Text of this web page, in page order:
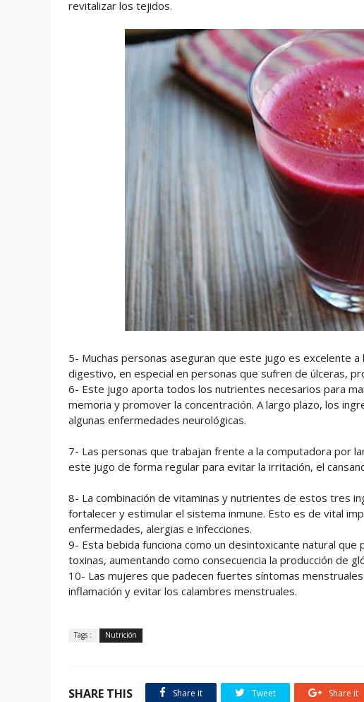
revitalizar los tejidos.
5- Muchas personas aseguran que este jugo es excelente
digestivo, en especial en personas que sufren de úlceras,
6- Este jugo aporta todos los nutrientes necesarios para
memoria y promover la concentración. A largo plazo, los
algunas enfermedades neurológicas.
7- Las personas que trabajan frente a la computadora por
este jugo de forma regular para evitar la irritación, el
8- La combinación de vitaminas y nutrientes de estos tres
fortalecer y estimular el sistema inmune. Esto es de vital
enfermedades, alergias e infecciones.
9- Esta bebida funciona como un desintoxicante natural
toxinas, aumentando como consecuencia la producción de
10- Las mujeres que padecen fuertes síntomas
inflamación y evitar los calambres menstruales.
Tags : Nutrición
SHARE THIS Share it Tweet Share it